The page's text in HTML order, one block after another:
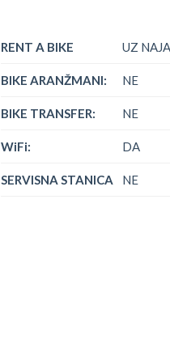
RENT A BIKE UZ
BIKE ARANŽMANI: NE
BIKE TRANSFER: NE
WiFi: DA
SERVISNA STANICA NE